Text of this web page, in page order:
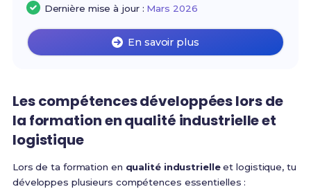
Dernière mise à jour : Mars 2026
En savoir plus
Les compétences développées lors de
la formation en qualité industrielle et
logistique
Lors de ta formation en qualité industrielleet logistique, tu
développes plusieurs compétences essentielles :